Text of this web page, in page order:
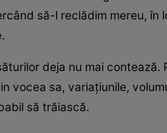
să-l reclădim mereu, în
deja nu mai contează.
vocea sa, variațiunile,
să trăiască.